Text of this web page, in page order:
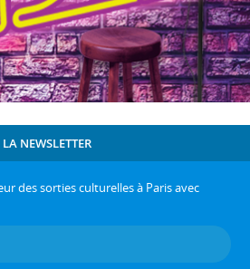
LA NEWSLETTER
des sorties culturelles à Paris avec